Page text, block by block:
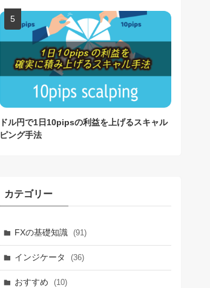
ドル円で1日10pipsの利益を上げるスキャル
ピング手法
カテゴリー
FXの基礎知識 (91)
インジケータ (36)
おすすめ (10)